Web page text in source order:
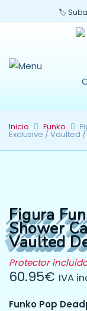
🏷️
Inicio Funko
Exclusive / Vaulted
Figura
Shower
Vaulted
Protector
60.95€ IVA
Funko Pop